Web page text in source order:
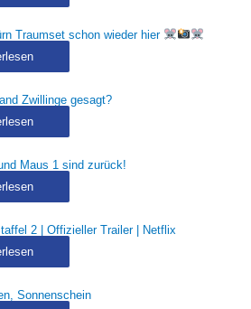
Traumset schon wieder hier
Zwillinge gesagt?
Maus 1 sind zurück!
2 | Offizieller Trailer | Netflix
Sonnenschein